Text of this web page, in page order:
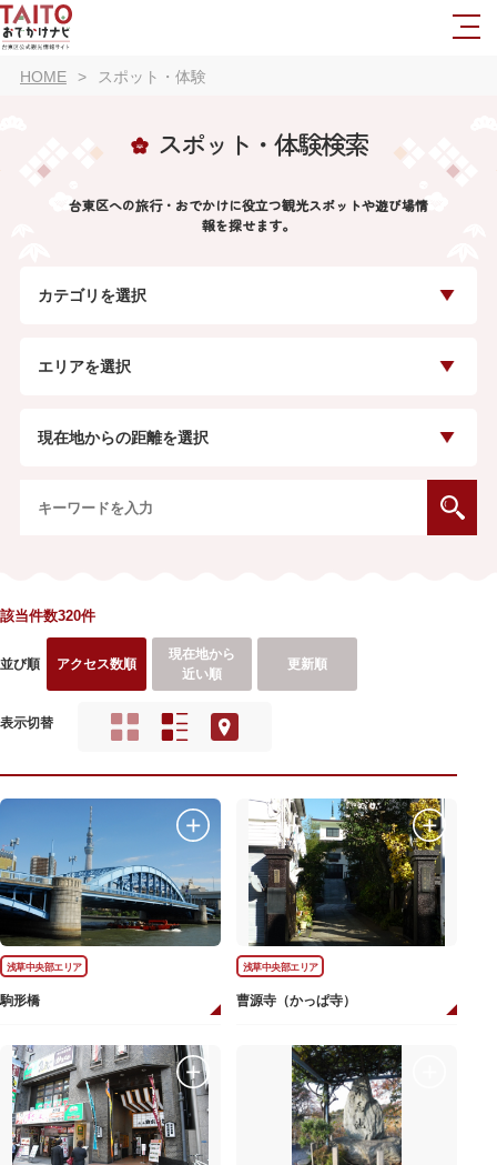
HOME スポット・体験
スポット・体験検索
台東区への旅行・おでかけに役立つ観光スポットや遊び場情
報を探せます。
カテゴリを選択
エリアを選択
現在地からの距離を選択
該当件数320件
並び順 アクセス数順
現在地から
近い順
更新順
表示切替
浅草中央部エリア
駒形橋
浅草中央部エリア
曹源寺（かっぱ寺）